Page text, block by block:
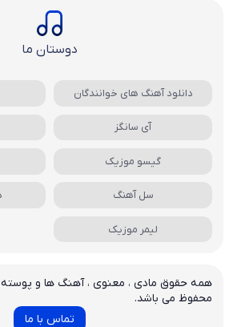
دوستان ما
دانلود آهنگ های خوانندگان
آی سانگز
گیسو موزیک
سل آهنگ
لیمر موزیک
همه حقوق مادی ، معنوی ، آهنگ ها و پوسته
محفوظ می باشد.
تماس با ما